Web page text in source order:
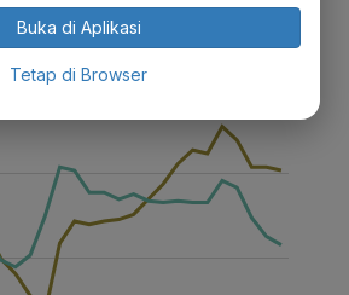
Buka di Aplikasi
Tetap di Browser